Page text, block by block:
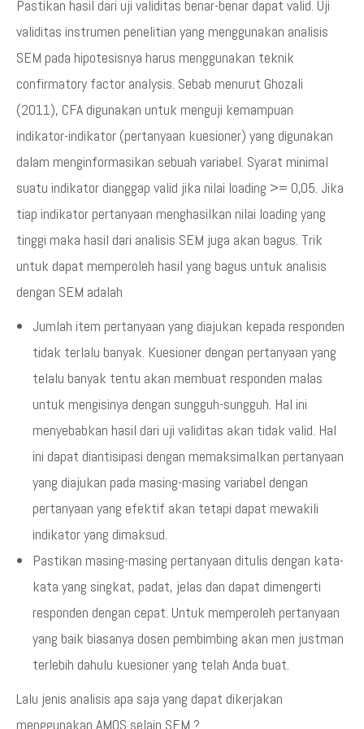
Pastikan hasil dari uji validitas benar-benar dapat valid. Uji
validitas instrumen penelitian yang menggunakan analisis
SEM pada hipotesisnya harus menggunakan teknik
confirmatory factor analysis. Sebab menurut Ghozali
(2011), CFA digunakan untuk menguji kemampuan
indikator-indikator (pertanyaan kuesioner) yang digunakan
dalam menginformasikan sebuah variabel. Syarat minimal
suatu indikator dianggap valid jika nilai loading >= 0,05. Jika
tiap indikator pertanyaan menghasilkan nilai loading yang
tinggi maka hasil dari analisis SEM juga akan bagus. Trik
untuk dapat memperoleh hasil yang bagus untuk analisis
dengan SEM adalah
Jumlah item pertanyaan yang diajukan kepada responden
tidak terlalu banyak. Kuesioner dengan pertanyaan yang
telalu banyak tentu akan membuat responden malas
untuk mengisinya dengan sungguh-sungguh. Hal ini
menyebabkan hasil dari uji validitas akan tidak valid. Hal
ini dapat diantisipasi dengan memaksimalkan pertanyaan
yang diajukan pada masing-masing variabel dengan
pertanyaan yang efektif akan tetapi dapat mewakili
indikator yang dimaksud.
Pastikan masing-masing pertanyaan ditulis dengan kata-
kata yang singkat, padat, jelas dan dapat dimengerti
responden dengan cepat. Untuk memperoleh pertanyaan
yang baik biasanya dosen pembimbing akan men justman
terlebih dahulu kuesioner yang telah Anda buat.
Lalu jenis analisis apa saja yang dapat dikerjakan
menggunakan AMOS selain SEM ?